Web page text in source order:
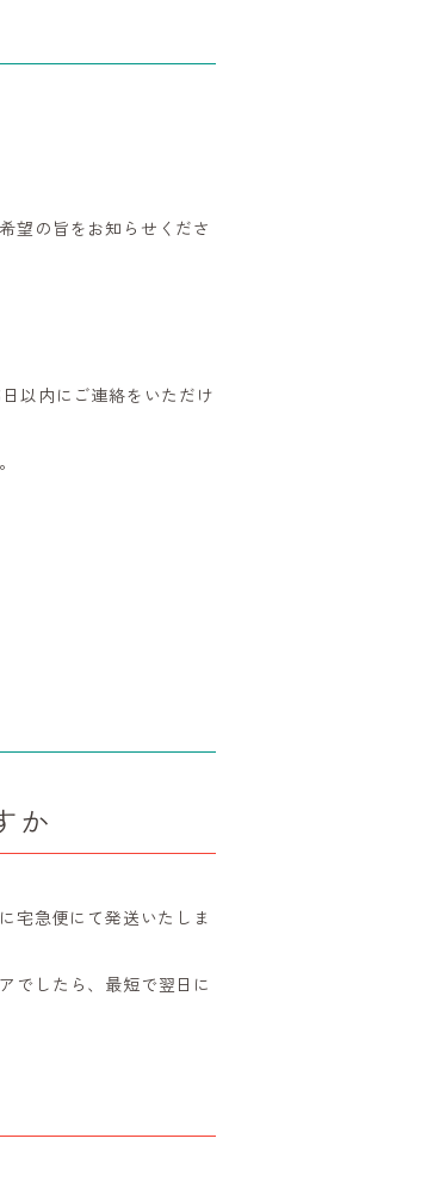
望の旨をお知らせくださ
以内にご連絡をいただけ
か
宅急便にて発送いたしま
でしたら、最短で翌日に